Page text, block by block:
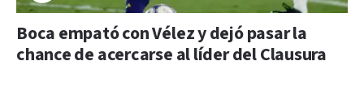
Boca empató con Vélez y dejó pasar la
chance de acercarse al líder del Clausura